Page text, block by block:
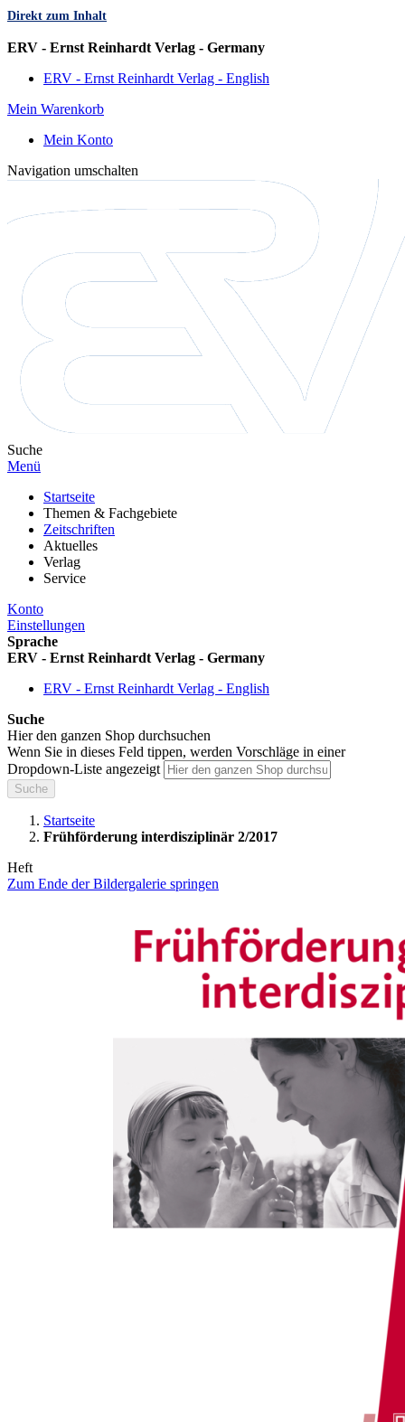
Direkt zum Inhalt
ERV - Ernst Reinhardt Verlag - Germany
ERV - Ernst Reinhardt Verlag - English
Mein Warenkorb
Mein Konto
Navigation umschalten
Suche
Menü
Startseite
Themen & Fachgebiete
Zeitschriften
Aktuelles
Verlag
Service
Konto
Einstellungen
Sprache
ERV - Ernst Reinhardt Verlag - Germany
ERV - Ernst Reinhardt Verlag - English
Suche
Hier den ganzen Shop durchsuchen
Wenn Sie in dieses Feld tippen, werden Vorschläge in einer
Dropdown-Liste angezeigt
Suche
Startseite
Frühförderung interdisziplinär 2/2017
Heft
Zum Ende der Bildergalerie springen
Frühförderung interdisziplinär